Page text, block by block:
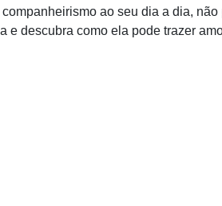
ao seu dia a dia,
descubra como ela pode trazer